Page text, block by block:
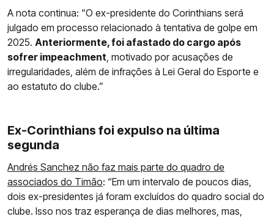
A nota continua: “O ex-presidente do Corinthians será
julgado em processo relacionado à tentativa de golpe em
2025. Anteriormente, foi afastado do cargo após
sofrer impeachment, motivado por acusações de
irregularidades, além de infrações à Lei Geral do Esporte e
ao estatuto do clube.”
Ex-Corinthians foi expulso na última
segunda
Andrés Sanchez não faz mais parte do quadro de
associados do Timão: “Em um intervalo de poucos dias,
dois ex-presidentes já foram excluídos do quadro social do
clube. Isso nos traz esperança de dias melhores, mas,